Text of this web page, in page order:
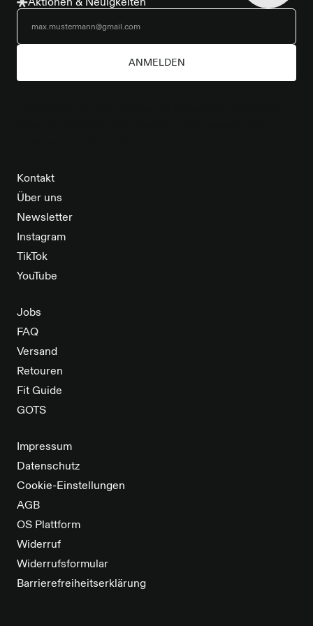
Kontakt
Über uns
Newsletter
Instagram
TikTok
YouTube
Jobs
FAQ
Versand
Retouren
Fit Guide
GOTS
Impressum
Datenschutz
Cookie-Einstellungen
AGB
OS Plattform
Widerruf
Widerrufsformular
Barrierefreiheitserklärung
Aktionen & Neuigkeiten
ANMELDEN